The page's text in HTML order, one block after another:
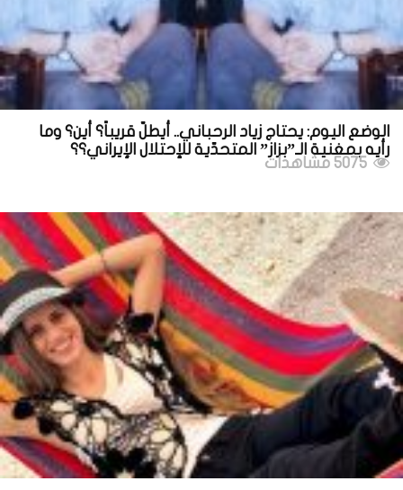
الوضع اليوم: يحتاج زياد الرحباني.. أيطلّ قريباً؟ أين؟ وما
رأيه بمغنية الـ”بزاز” المتحدّية للإحتلال الإيراني؟؟